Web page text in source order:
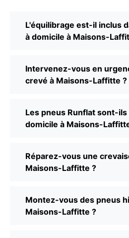
L'équilibrage est-il inclus
à domicile à Maisons-
Intervenez-vous en
crevé à Maisons-Laffitte ?
Les pneus Runflat sont-
domicile à Maisons-
Réparez-vous une
Maisons-Laffitte ?
Montez-vous des pneus
Maisons-Laffitte ?